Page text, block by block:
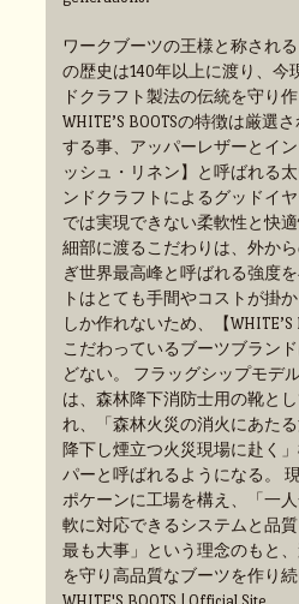
ワークブーツの王様と称される
の歴史は140年以上に渡り、今
ドクラフト製法の伝統を守り
WHITE’S BOOTSの特徴は厳選
する事、アッパーレザーとイ
ッシュ・リネン】と呼ばれる
ンドクラフトによるグッドイ
では実現できない柔軟性と快
細部に渡るこだわりは、外か
ぎ世界最高峰と呼ばれる強度
トはとても手間やコストが掛
しか作れないため、【WHITE’S
こだわっているブーツブラン
どない。 フラッグシップモデル
は、森林降下消防士用の靴と
れ、「森林火災の消火にあた
降下し煙立つ火災現場に赴く
パーと呼ばれるようになる。
ポケーンに工場を構え、「一
軟に対応できるシステムと品
最も大事」という理念のもと
を守り高品質なブーツを作り続